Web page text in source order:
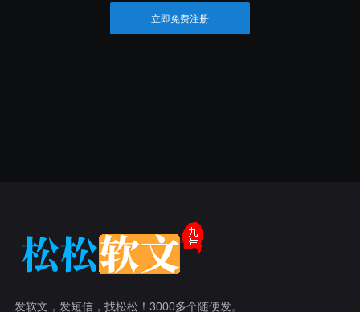
立即免费注册
发软文，发短信，找松松！3000多个随便发。